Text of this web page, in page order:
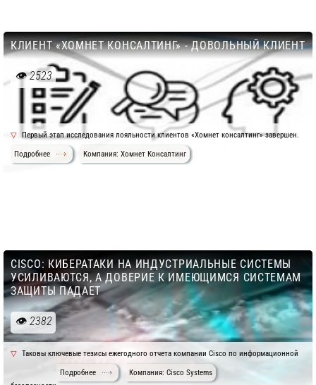
КЛИЕНТ «ХОМНЕТ КОНСАЛТИНГ» - ДОВОЛЬНЫЙ КЛИЕНТ
2523
Первый этап исследования лояльности клиентов «Хомнет консалтинг» завершен.
Подробнее Компания: Хомнет Консалтинг
CISCO: КИБЕРАТАКИ НА ИНДУСТРИАЛЬНЫЕ СИСТЕМЫ
УСИЛИВАЮТСЯ, А ДОВЕРИЕ К ИМЕЮЩИМСЯ СИСТЕМАМ
ЗАЩИТЫ ПАДАЕТ
2382
Таковы ключевые тезисы ежегодного отчета компании Cisco по информационной
Подробнее Компания: Cisco Systems